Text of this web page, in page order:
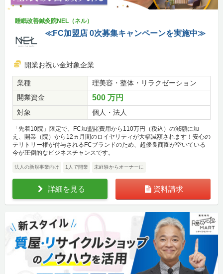
睡眠改善鍼灸院NEL（ネル）
≪FC加盟店 0次募集キャンペーンを実施中≫
開業お祝い金対象企業
業種
理美容・整体・リラクゼーション
開業資金
500 万円
対象 個人・法人
「先着10院」限定で、FC加盟諸費用から110万円（税込）の減額に加
え、開業（院）から12ヵ月間のロイヤリティが大幅減額されます！安心の
テリトリー権が付与されるFCブランドのため、超優良商圏が空いている
今が圧倒的なビジネスチャンスです。
法人の新規事業向け 1人で開業 未経験からオーナーに
詳細を見る 資料請求